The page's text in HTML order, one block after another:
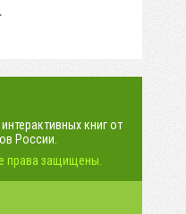
книг от
России.
права защищены.